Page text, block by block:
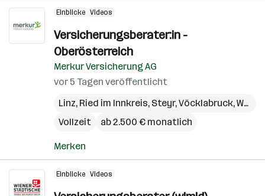
Einblicke Videos
Versicherungsberater:in -
Oberösterreich
Merkur Versicherung AG
vor 5 Tagen veröffentlicht
Linz, Ried im Innkreis, Steyr,Vöcklabruck,Wels
Vollzeit
ab 2.500 € monatlich
Merken
Einblicke Videos